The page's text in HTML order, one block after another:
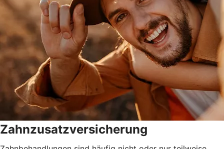
Zahnzusatzversicherung